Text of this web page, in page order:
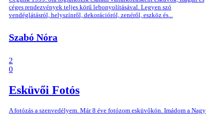
céges rendezvények teljes körű lebonyolításával. Legyen szó
vendéglátásról, helyszínről, dekorációról, zenéről, eszköz és...
Szabó Nóra
2
0
Esküvői Fotós
A fotózás a szenvedélyem. Már 8 éve fotózom esküvőkön. Imádom a Nagy